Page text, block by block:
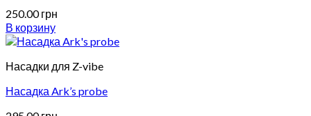
250.00грн
В корзину
Насадки для Z-vibe
Насадка Ark’s probe